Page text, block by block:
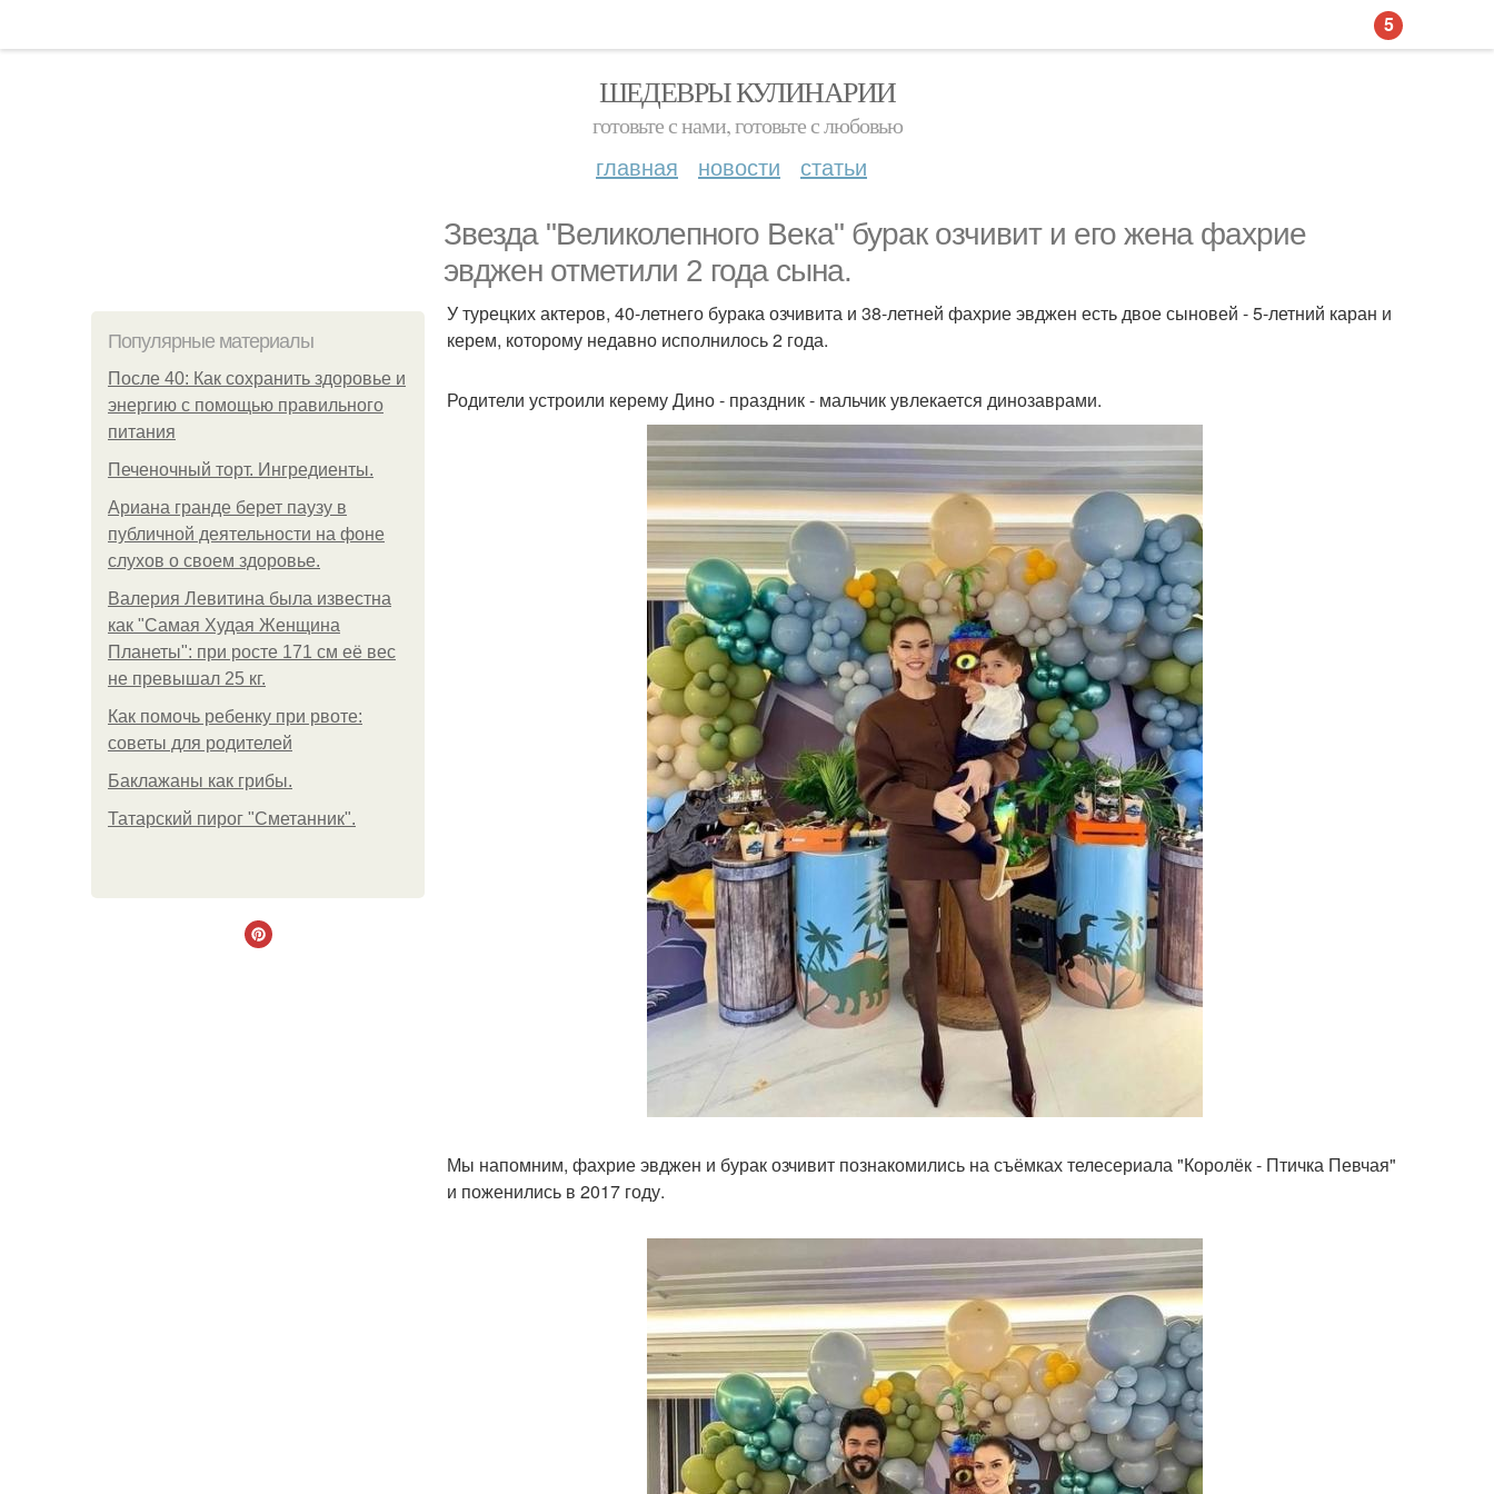
ШЕДЕВРЫ КУЛИНАРИИ
готовьте с нами, готовьте с любовью
главная новости статьи
Звезда "Великолепного Века" бурак озчивит и его жена фахрие
эвджен отметили 2 года сына.
Популярные материалы
После 40: Как сохранить здоровье и
энергию с помощью правильного
питания
Печеночный торт. Ингредиенты.
Ариана гранде берет паузу в
публичной деятельности на фоне
слухов о своем здоровье.
Валерия Левитина была известна
как "Самая Худая Женщина
Планеты": при росте 171 см её вес
не превышал 25 кг.
Как помочь ребенку при рвоте:
советы для родителей
Баклажаны как грибы.
Татарский пирог "Сметанник".
У турецких актеров, 40-летнего бурака озчивита и 38-летней фахрие эвджен есть двое сыновей - 5-летний каран и
керем, которому недавно исполнилось 2 года.
Родители устроили керему Дино - праздник - мальчик увлекается динозаврами.
Мы напомним, фахрие эвджен и бурак озчивит познакомились на съёмках телесериала "Королёк - Птичка Певчая"
и поженились в 2017 году.
5